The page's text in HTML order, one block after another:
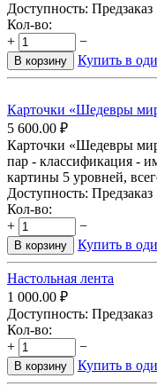
Доступность: Предзаказ
Кол-во:
+
−
В корзину Купить в
Карточки «Шедевры
5 600.00 ₽
Карточки «Шедевры
пар - классификация -
картины 5 уровней,
Доступность: Предзаказ
Кол-во:
+
−
В корзину Купить в
Настольная лента
1 000.00 ₽
Доступность: Предзаказ
Кол-во:
+
−
В корзину Купить в